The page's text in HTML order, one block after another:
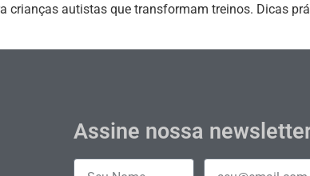
crianças autistas que transformam treinos. Dicas
Assine nossa